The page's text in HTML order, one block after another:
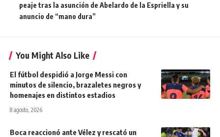
peaje tras la asunción de Abelardo de la Espriella y su
anuncio de “mano dura”
You Might Also Like
El fútbol despidió a Jorge Messi con
minutos de silencio, brazaletes negros y
homenajes en distintos estadios
8 agosto, 2026
Boca reaccionó ante Vélez y rescató un